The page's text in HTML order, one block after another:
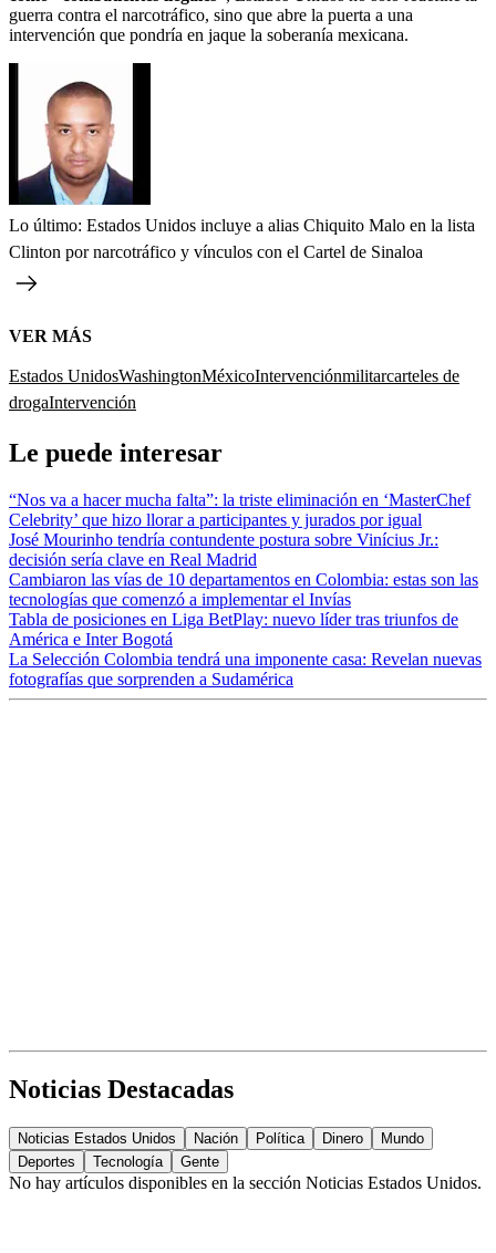
guerra contra el narcotráfico, sino que abre la puerta a una
intervención que pondría en jaque la soberanía mexicana.
Lo último: Estados Unidos incluye a alias Chiquito Malo en la lista
Clinton por narcotráfico y vínculos con el Cartel de Sinaloa
VER MÁS
Estados UnidosWashingtonMéxicoIntervenciónmilitarcarteles de
drogaIntervención
Le puede interesar
“Nos va a hacer mucha falta”: la triste eliminación en ‘MasterChef
Celebrity’ que hizo llorar a participantes y jurados por igual
José Mourinho tendría contundente postura sobre Vinícius Jr.:
decisión sería clave en Real Madrid
Cambiaron las vías de 10 departamentos en Colombia: estas son las
tecnologías que comenzó a implementar el Invías
Tabla de posiciones en Liga BetPlay: nuevo líder tras triunfos de
América e Inter Bogotá
La Selección Colombia tendrá una imponente casa: Revelan nuevas
fotografías que sorprenden a Sudamérica
Noticias Destacadas
Noticias Estados Unidos Nación Política Dinero
Mundo
Deportes
Tecnología Gente
No hay artículos disponibles en la sección Noticias Estados Unidos.